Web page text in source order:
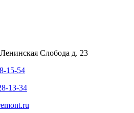
Слобода д. 23
15-54
13-34